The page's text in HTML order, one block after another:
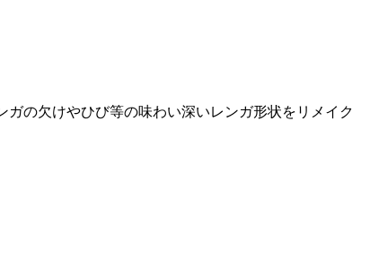
の欠けやひび等の味わい深いレンガ形状をリメイク